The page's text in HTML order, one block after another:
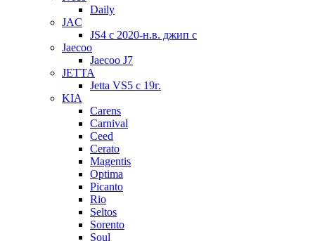
Daily
JAC
JS4 с 2020-н.в. джип с
Jaecoo
Jaecoo J7
JETTA
Jetta VS5 с 19г.
KIA
Carens
Carnival
Ceed
Cerato
Magentis
Optima
Picanto
Rio
Seltos
Sorento
Soul